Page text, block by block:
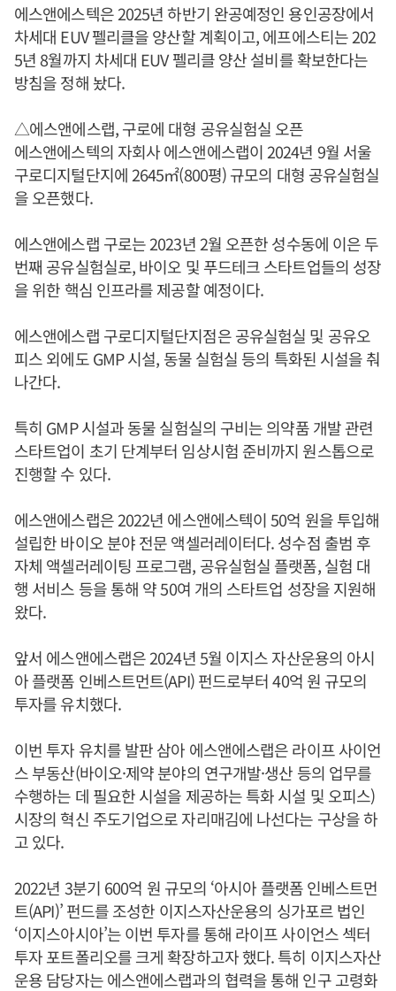
에스앤에스텍은 2025년 하반기 완공예정인 용인공장에서
차세대 EUV 펠리클을 양산할 계획이고, 에프에스티는 202
5년 8월까지 차세대 EUV 펠리클 양산 설비를 확보한다는
방침을 정해 놨다.
△에스앤에스랩, 구로에 대형 공유실험실 오픈
에스앤에스텍의 자회사 에스앤에스랩이 2024년 9월 서울
구로디지털단지에 2645㎡(800평) 규모의 대형 공유실험실
을 오픈했다.
에스앤에스랩 구로는 2023년 2월 오픈한 성수동에 이은 두
번째 공유실험실로, 바이오 및 푸드테크 스타트업들의 성장
을 위한 핵심 인프라를 제공할 예정이다.
에스앤에스랩 구로디지털단지점은 공유실험실 및 공유오
피스 외에도 GMP 시설, 동물 실험실 등의 특화된 시설을 춰
나간다.
특히 GMP 시설과 동물 실험실의 구비는 의약품 개발 관련
스타트업이 초기 단계부터 임상시험 준비까지 원스톱으로
진행할 수 있다.
에스앤에스랩은 2022년 에스앤에스텍이 50억 원을 투입해
설립한 바이오 분야 전문 액셀러레이터다. 성수점 출범 후
자체 액셀러레이팅 프로그램, 공유실험실 플랫폼, 실험 대
행 서비스 등을 통해 약 50여 개의 스타트업 성장을 지원해
왔다.
앞서 에스앤에스랩은 2024년 5월 이지스 자산운용의 아시
아 플랫폼 인베스트먼트(API) 펀드로부터 40억 원 규모의
투자를 유치했다.
이번 투자 유치를 발판 삼아 에스앤에스랩은 라이프 사이언
스 부동산(바이오·제약 분야의 연구개발·생산 등의 업무를
수행하는 데 필요한 시설을 제공하는 특화 시설 및 오피스)
시장의 혁신 주도기업으로 자리매김에 나선다는 구상을 하
고 있다.
2022년 3분기 600억 원 규모의 ‘아시아 플랫폼 인베스트먼
트(API)’ 펀드를 조성한 이지스자산운용의 싱가포르 법인
‘이지스아시아’는 이번 투자를 통해 라이프 사이언스 섹터
투자 포트폴리오를 크게 확장하고자 했다. 특히 이지스자산
운용 담당자는 에스앤에스랩과의 협력을 통해 인구 고령화